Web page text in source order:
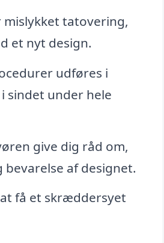
mislykket tatovering,
et nyt design.
udføres i
sindet under hele
give dig råd om,
af designet.
få et skræddersyet